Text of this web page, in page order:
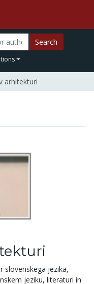
Search
arhitekturi
slovenskega jezika,
jeziku, literaturi in